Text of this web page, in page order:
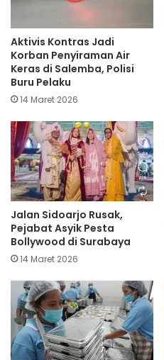
Aktivis Kontras Jadi
Korban Penyiraman Air
Keras di Salemba, Polisi
Buru Pelaku
14 Maret 2026
Jalan Sidoarjo Rusak,
Pejabat Asyik Pesta
Bollywood di Surabaya
14 Maret 2026